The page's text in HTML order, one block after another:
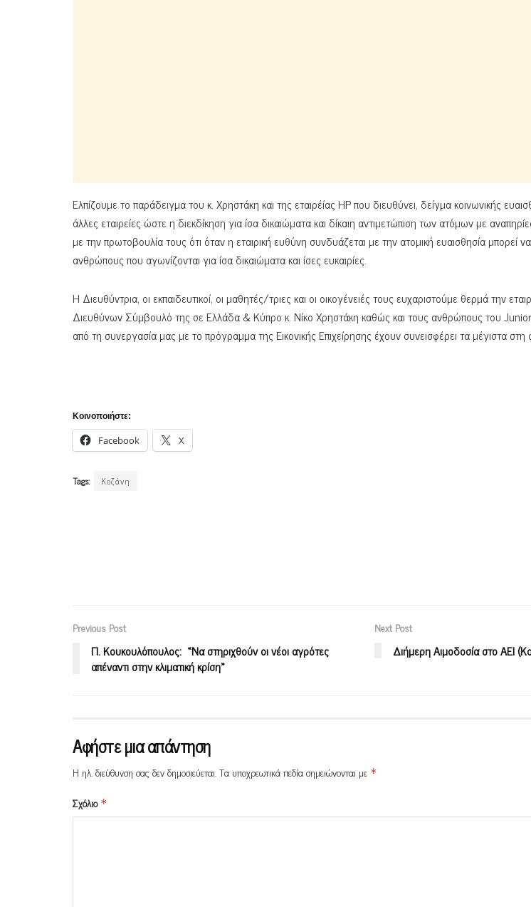
Ελπίζουμε το παράδειγμα του κ. Χρηστάκη και της εταιρέίας ΗP που διευθύνει, δείγμα κοινωνικής
άλλες εταιρείες ώστε η διεκδίκηση για ίσα δικαιώματα και δίκαιη αντιμετώπιση των ατόμων με
με την πρωτοβουλία τους ότι όταν η εταιρική ευθύνη συνδυάζεται με την ατομική ευαισθησία μπορεί
ανθρώπους που αγωνίζονται για ίσα δικαιώματα και ίσες ευκαιρίες.
Η Διευθύντρια, οι εκπαιδευτικοί, οι μαθητές/τριες και οι οικογένειές τους ευχαριστούμε θερμά την
Διευθύνων Σύμβουλό της σε Ελλάδα & Κύπρο κ. Νίκο Χρηστάκη καθώς και τους ανθρώπους του
από τη συνεργασία μας με το πρόγραμμα της Εικονικής Επιχείρησης έχουν συνεισφέρει τα μέγιστα
Κοινοποιήστε:
Facebook X
Tags: Κοζάνη
Previous Post
Π. Κουκουλόπουλος: «Να στηριχθούν οι νέοι αγρότες
απέναντι στην κλιματική κρίση»
Next Post
Διήμερη Αιμοδοσία στο ΑΕΙ
Αφήστε μια απάντηση
Η ηλ. διεύθυνση σας δεν δημοσιεύεται. Τα υποχρεωτικά πεδία σημειώνονται με *
Σχόλιο *